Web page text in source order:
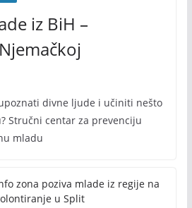
iz BiH –
divne ljude i učiniti nešto
Stručni centar za prevenciju
mladu
zona poziva mlade iz regije na
u Split